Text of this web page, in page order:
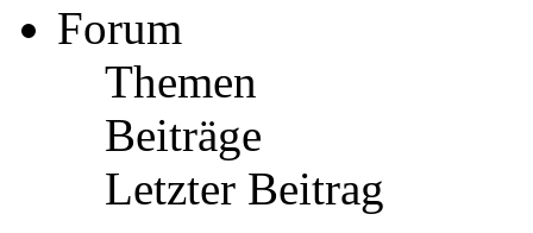
Forum
Themen
Beiträge
Letzter Beitrag